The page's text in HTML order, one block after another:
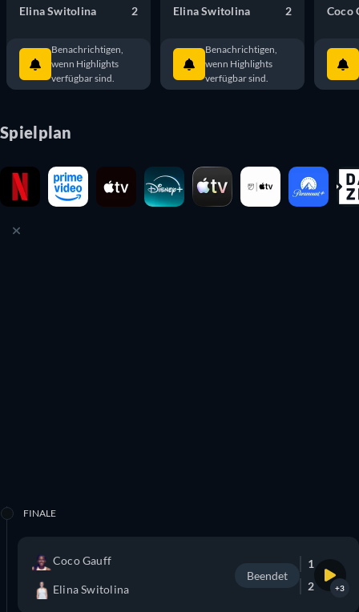
Elina Switolina
2
Benachrichtigen,
wenn Highlights
verfügbar sind.
Elina Switolina
2
Benachrichtigen,
wenn Highlights
verfügbar sind.
Coco
Spielplan
FINALE
Coco Gauff
Elina Switolina
Beendet
1
2
+3